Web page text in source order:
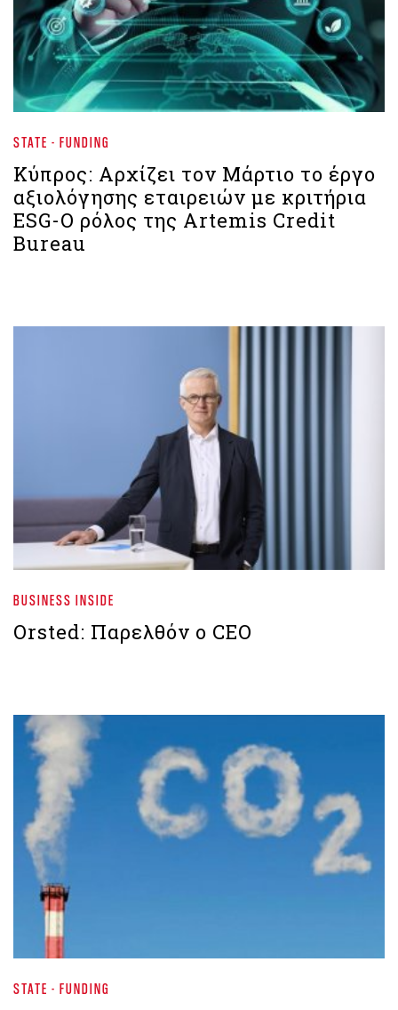
STATE - FUNDING
Κύπρος: Αρχίζει τον Μάρτιο το έργο
αξιολόγησης εταιρειών με κριτήρια
ESG-Ο ρόλος της Artemis Credit
Bureau
BUSINESS INSIDE
Orsted: Παρελθόν ο CEO
STATE - FUNDING